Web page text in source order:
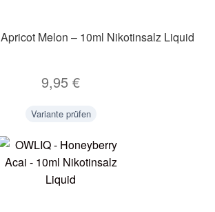
Melon – 10ml Nikotinsalz Liquid
9,95 €
Variante prüfen